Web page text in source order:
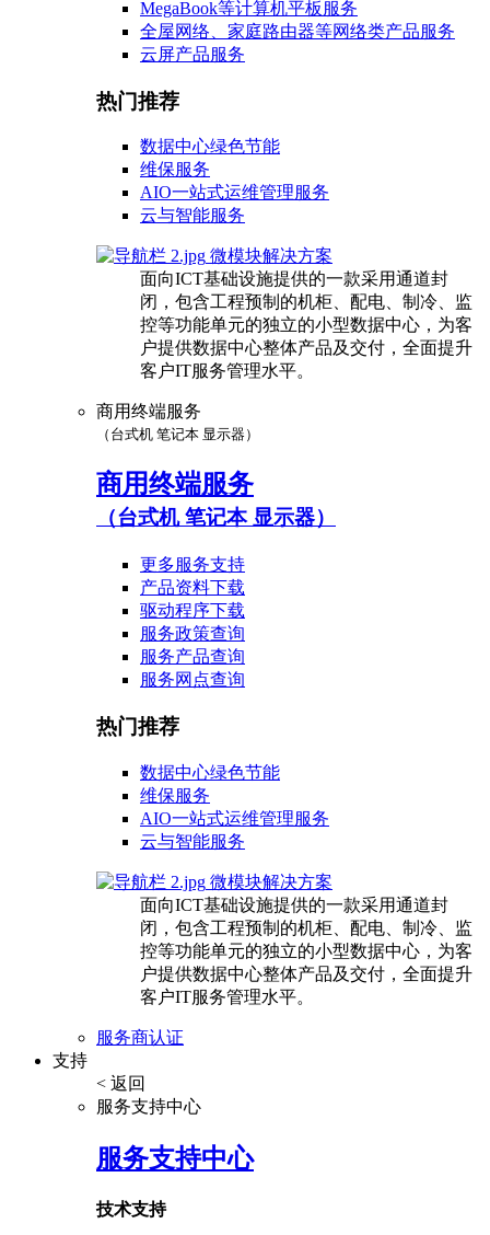
MegaBook等计算机平板服务
全屋网络、家庭路由器等网络类产品服务
云屏产品服务
热门推荐
数据中心绿色节能
维保服务
AIO一站式运维管理服务
云与智能服务
微模块解决方案
面向ICT基础设施提供的一款采用通道封
闭，包含工程预制的机柜、配电、制冷、监
控等功能单元的独立的小型数据中心，为客
户提供数据中心整体产品及交付，全面提升
客户IT服务管理水平。
商用终端服务
（台式机 笔记本 显示器）
商用终端服务
（台式机 笔记本 显示器）
更多服务支持
产品资料下载
驱动程序下载
服务政策查询
服务产品查询
服务网点查询
热门推荐
数据中心绿色节能
维保服务
AIO一站式运维管理服务
云与智能服务
微模块解决方案
面向ICT基础设施提供的一款采用通道封
闭，包含工程预制的机柜、配电、制冷、监
控等功能单元的独立的小型数据中心，为客
户提供数据中心整体产品及交付，全面提升
客户IT服务管理水平。
服务商认证
支持
< 返回
服务支持中心
服务支持中心
技术支持